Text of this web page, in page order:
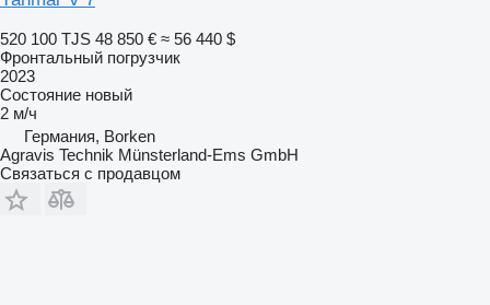
520 100 TJS 48 850 € ≈ 56 440 $
Фронтальный погрузчик
2023
Состояние новый
2 м/ч
Германия, Borken
Agravis Technik Münsterland-Ems GmbH
Связаться с продавцом